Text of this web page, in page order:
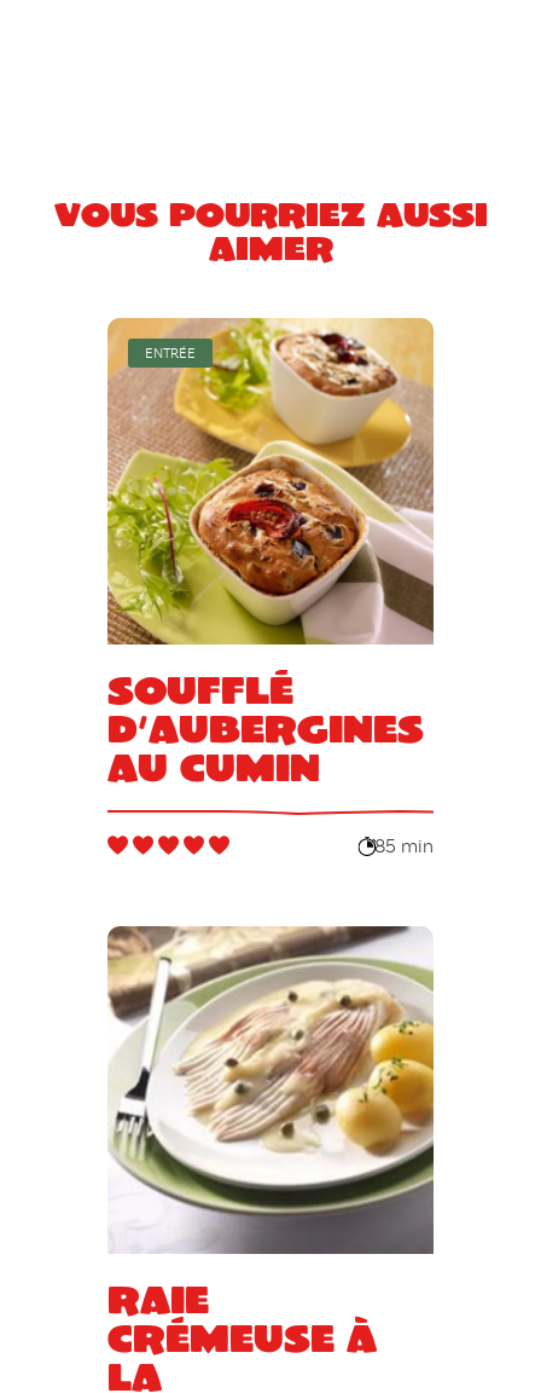
Vous pourriez aussi
aimer
ENTRÉE
Soufflé
d’aubergines
au cumin
85 min
Raie
crémeuse à
la